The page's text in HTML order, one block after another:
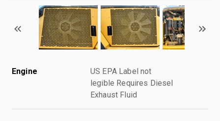
Engine
US EPA Label not
legible Requires Diesel
Exhaust Fluid